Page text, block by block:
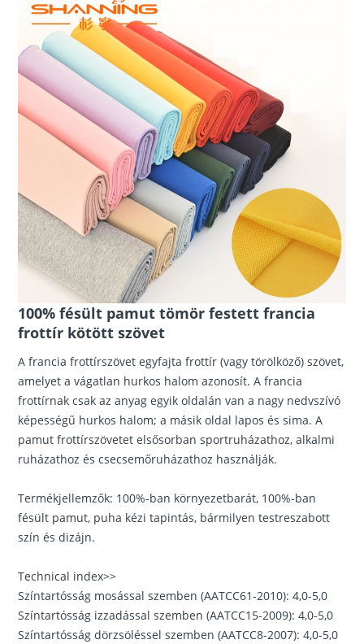
100% fésült pamut tömör festett francia
frottír kötött szövet
A francia frottírszövet egyfajta frottír (vagy törölköző) szövet,
amelyet a vágatlan hurkos halom azonosít. A francia
frottírnak csak az anyag egyik oldalán van a nagy nedvszívó
képességű hurkos halom; a másik oldal lapos és sima. A
pamut frottírszövetet elsősorban sportruházathoz, alkalmi
ruházathoz és csecsemőruházathoz használják.
Termékjellemzők: 100%-ban környezetbarát, 100%-ban
fésült pamut, puha kézi tapintás, bármilyen testreszabott
szín és dizájn.
Technical index>>
Színtartósság mosással szemben (AATCC61-2010): 4,0-5,0
Színtartósság izzadással szemben (AATCC15-2009): 4,0-5,0
Színtartósság dörzsöléssel szemben (AATCC8-2007): 4,0-5,0